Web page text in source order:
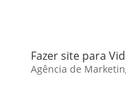
Fazer site para
Agência de